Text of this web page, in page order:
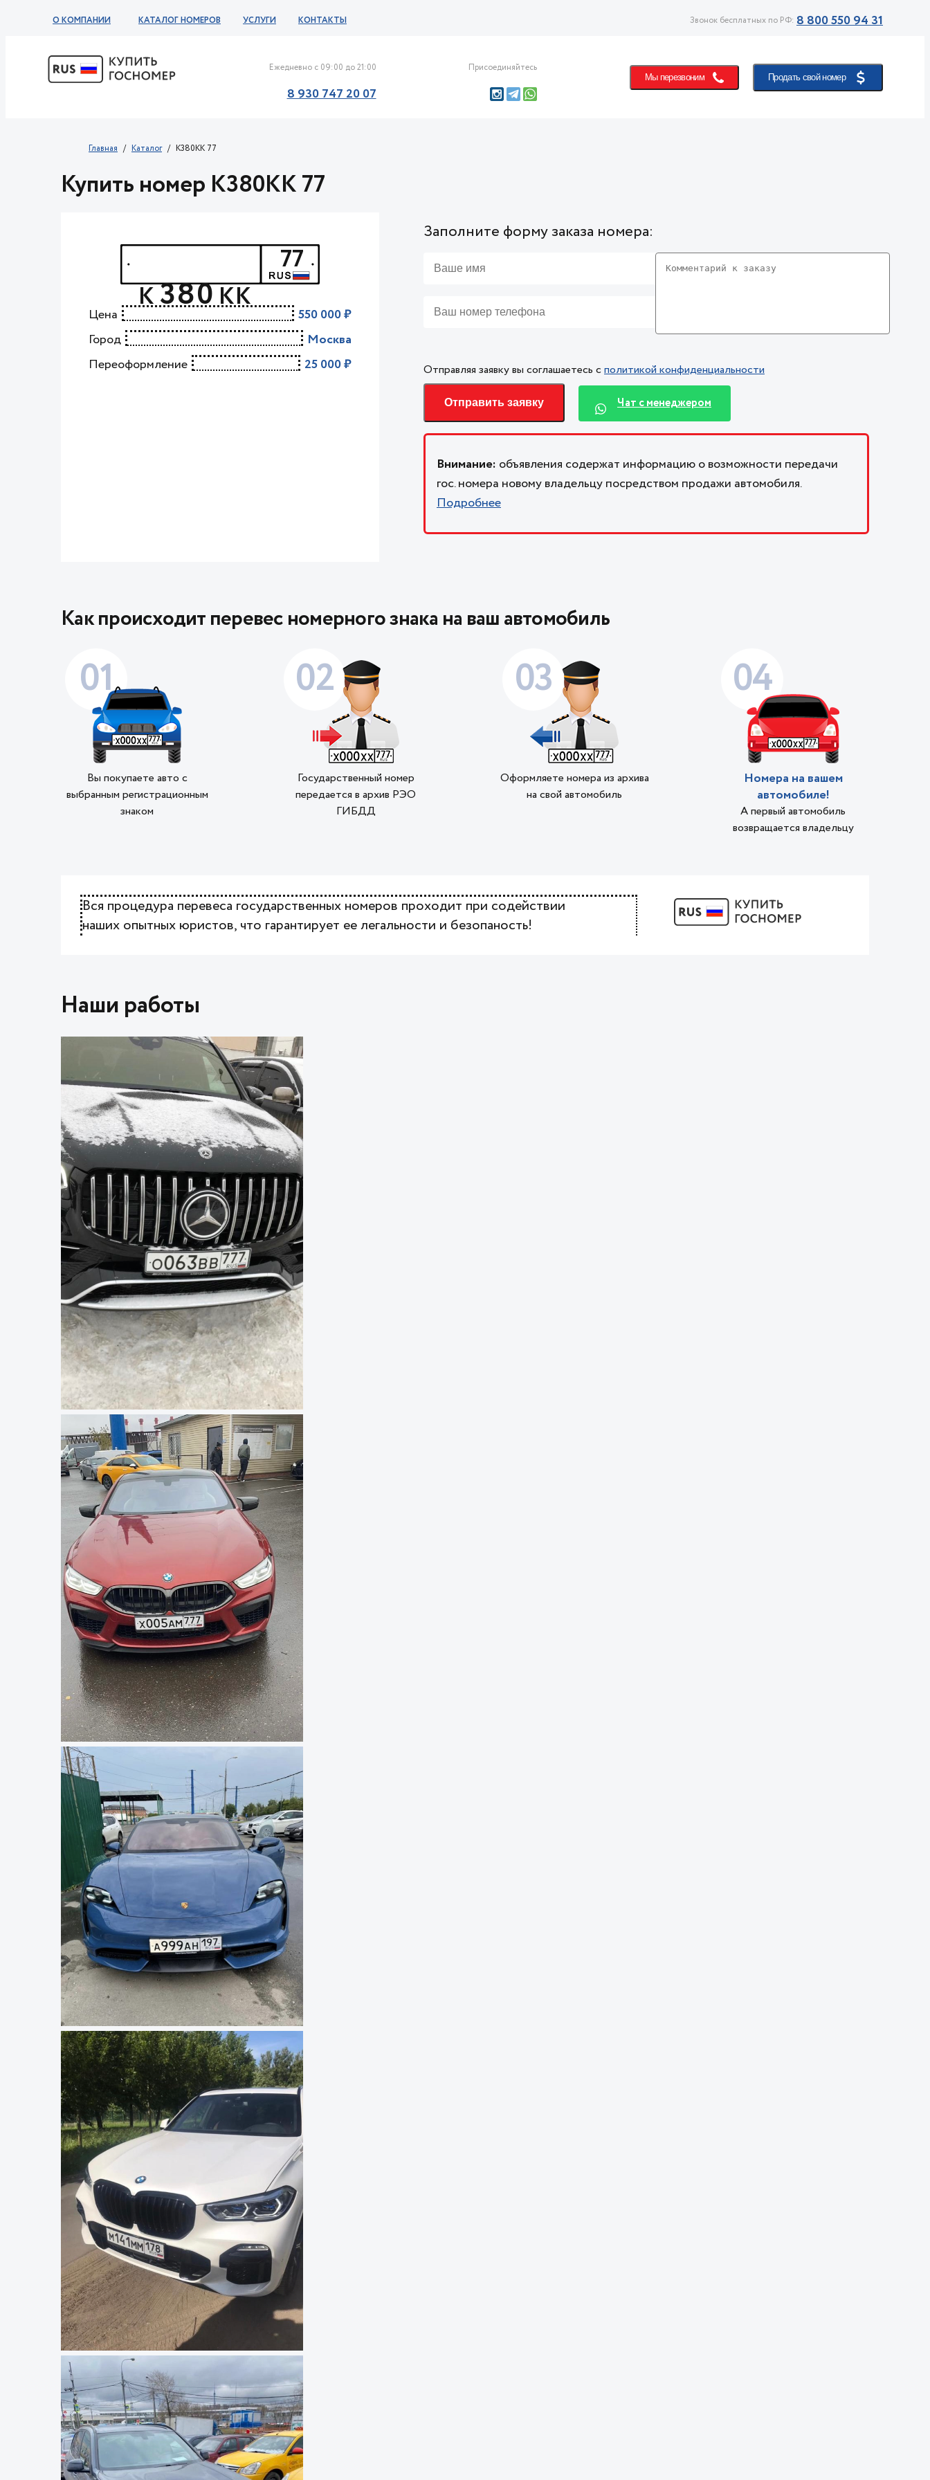
О КОМПАНИИ КАТАЛОГ НОМЕРОВ УСЛУГИ КОНТАКТЫ Звонок бесплатных по РФ: 8 800 550 94 31
Ежедневно с 09:00 до 21:00
8 930 747 20 07
Присоединяйтесь
Мы перезвоним Продать свой номер
Главная Каталог K380KK 77
Купить номер K380KK 77
К380КК
77
Цена
550 000 ₽
Город
Москва
Переоформление
25 000 ₽
Заполните форму заказа номера:
Отправляя заявку вы соглашаетесь сполитикой конфиденциальности
Отправить заявку Чат с менеджером
Внимание: объявления содержат информацию о возможности передачи
гос. номера новому владельцу посредством продажи автомобиля.
Подробнее
Как происходит перевес номерного знака на ваш автомобиль
01
Вы покупаете авто с
выбранным регистрационным
знаком
02
Государственный номер
передается в архив РЭО
ГИБДД
03
Оформляете номера из архива
на свой автомобиль
04
Номера на вашем
автомобиле!
А первый автомобиль
возвращается владельцу
Вся процедура перевеса государственных номеров проходит при содействии
наших опытных юристов, что гарантирует ее легальности и безопаность!
Наши работы